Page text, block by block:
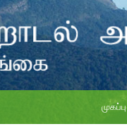
முகப்பு